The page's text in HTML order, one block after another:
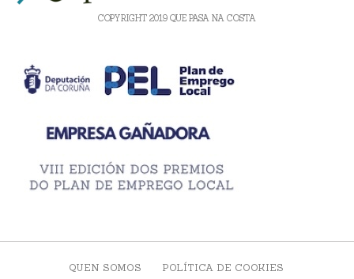
COPYRIGHT 2019 QUE PASA NA COSTA
QUEN SOMOS POLÍTICA DE COOKIES